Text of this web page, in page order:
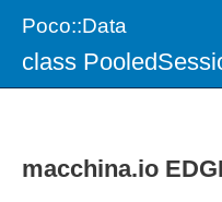
Poco::Data
class